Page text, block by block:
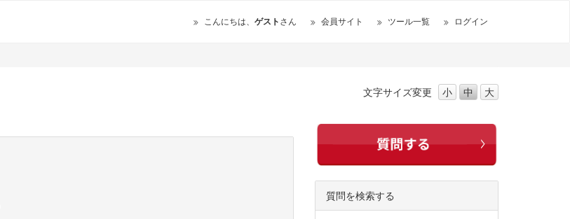
こんにちは、 ゲストさん 会員サイト ツール一覧 ログイン
文字サイズ変更 小 中 大
質問を検索する